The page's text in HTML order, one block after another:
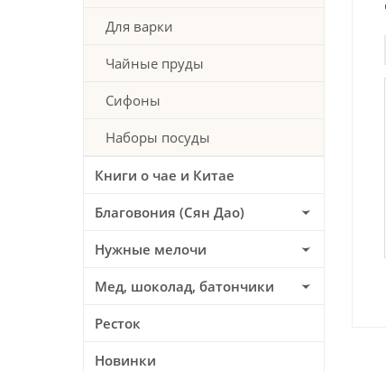
Для варки
Чайные пруды
Сифоны
Наборы посуды
Книги о чае и Китае
Благовония (Сян Дао)
Нужные мелочи
Мед, шоколад, батончики
Ресток
Новинки